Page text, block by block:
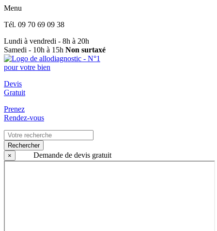
Menu
Tél. 09 70 69 09 38
Lundi à vendredi - 8h à 20h
Samedi - 10h à 15h Non surtaxé
Devis
Gratuit
Prenez
Rendez-vous
Rechercher
×
Demande de devis gratuit